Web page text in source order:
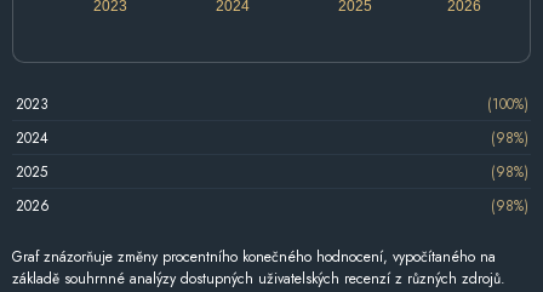
2024 2026
2023 2025
2023
(100%)
2024
(98%)
2025
(98%)
2026
(98%)
Graf znázorňuje změny procentního konečného hodnocení, vypočítaného na
základě souhrnné analýzy dostupných uživatelských recenzí z různých zdrojů.